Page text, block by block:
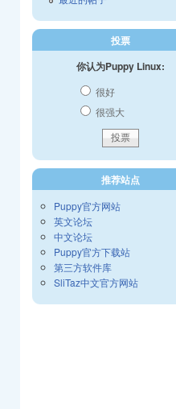
投票
你认为Puppy Linux:
很好
很强大
推荐站点
Puppy官方网站
英文论坛
中文论坛
Puppy官方下载站
第三方软件库
SliTaz中文官方网站